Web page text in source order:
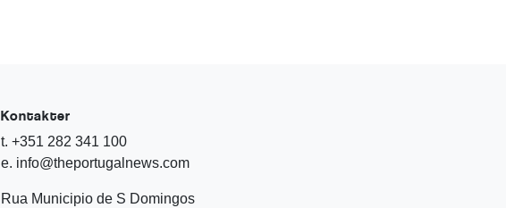
Kontakter
t. +351 282 341 100
e. info@theportugalnews.com
Rua Municipio de S Domingos